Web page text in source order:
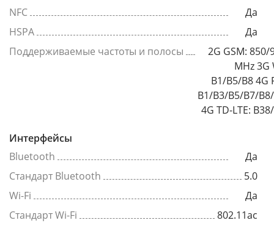
NFC
Да
HSPA
Да
Поддерживаемые частоты и полосы
2G GSM: 850/
MHz 3G
B1/B5/B8 4G
B1/B3/B5/B7/
4G TD-LTE:
Интерфейсы
Bluetooth
Да
Стандарт Bluetooth
5.0
Wi-Fi
Да
Стандарт Wi-Fi
802.11ac